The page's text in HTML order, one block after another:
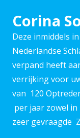
Corina
Deze inmiddels
Nederlandse
verpand heeft
verrijking voor
van 120
per jaar zowel
zeer gevraagde